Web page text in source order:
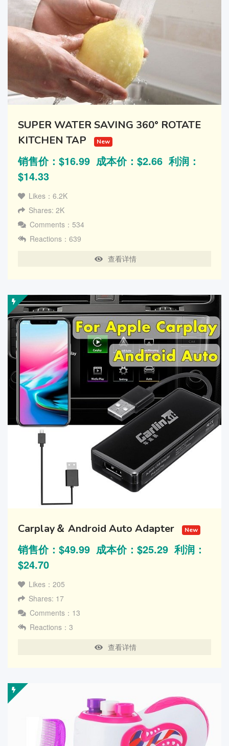
SUPER WATER SAVING 360° ROTATE
KITCHEN TAP
New
销售价：$16.99 成本价：$2.66 利润：
$14.33
Likes：6.2K
Shares: 2K
Comments：534
Reactions：639
查看详情
Carplay＆ Android Auto Adapter New
销售价：$49.99 成本价：$25.29 利润：
$24.70
Likes：205
Shares: 17
Comments：13
Reactions：3
查看详情